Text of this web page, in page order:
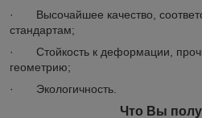
· Высочайшее качество,
стандартам;
· Стойкость к деформации,
геометрию;
· Экологичность.
Что Вы